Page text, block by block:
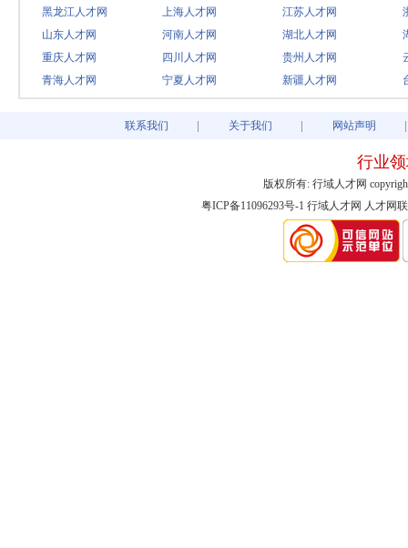
黑龙江人才网
上海人才网 江苏人才网
山东人才网
河南人才网 湖北人才网
重庆人才网
四川人才网 贵州人才网
青海人才网
宁夏人才网 新疆人才网
联系我们 关于我们 网站声明
行业
版权所有: 行域人才网
粤ICP备11096293号-1 行域人才网 人才网联